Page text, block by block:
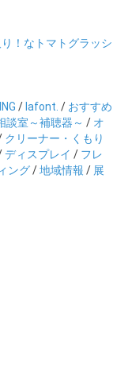
！なトマトグラッシ
/ lafont. / おすすめ
談室～補聴器～ / オ
クリーナー・くもり
ディスプレイ / フレ
ング/地域情報 / 展